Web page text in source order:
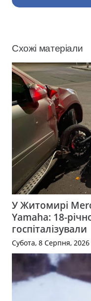
Схожі матеріали
У Житомирі
Yamaha: 18-
госпіталізували
Субота, 8 Серпня, 2026